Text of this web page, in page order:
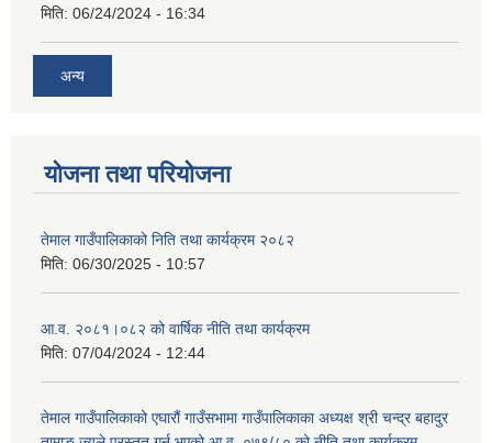
मिति: 06/24/2024 - 16:34
अन्य
योजना तथा परियोजना
तेमाल गाउँपालिकाको निति तथा कार्यक्रम २०८२
मिति: 06/30/2025 - 10:57
आ.व. २०८१।०८२ को वार्षिक नीति तथा कार्यक्रम
मिति: 07/04/2024 - 12:44
तेमाल गाउँपालिकाको एघारौं गाउँसभामा गाउँपालिकाका अध्यक्ष श्री चन्द्र बहादुर